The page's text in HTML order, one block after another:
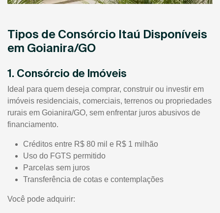
Tipos de Consórcio Itaú Disponíveis
em Goianira/GO
1. Consórcio de Imóveis
Ideal para quem deseja comprar, construir ou investir em
imóveis residenciais, comerciais, terrenos ou propriedades
rurais em Goianira/GO, sem enfrentar juros abusivos de
financiamento.
Créditos entre R$ 80 mil e R$ 1 milhão
Uso do FGTS permitido
Parcelas sem juros
Transferência de cotas e contemplações
Você pode adquirir: